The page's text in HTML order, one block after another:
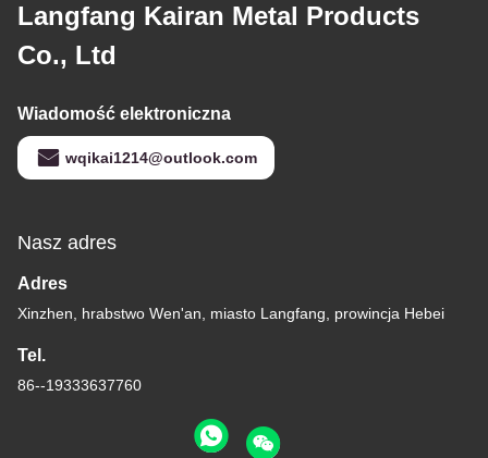
Langfang Kairan Metal Products
Co., Ltd
Wiadomość elektroniczna
wqikai1214@outlook.com
Nasz adres
Adres
Xinzhen, hrabstwo Wen'an, miasto Langfang, prowincja Hebei
Tel.
86--19333637760